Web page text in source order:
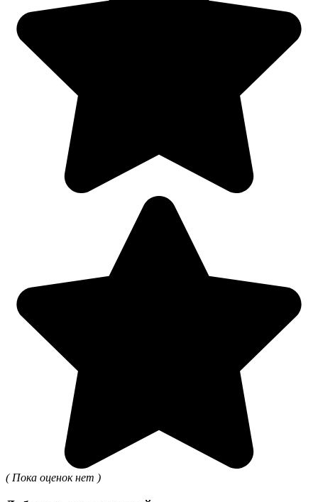
( Пока оценок нет )